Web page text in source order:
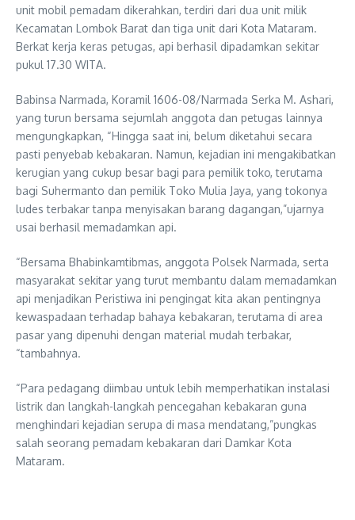
unit mobil pemadam dikerahkan, terdiri dari dua unit milik
Kecamatan Lombok Barat dan tiga unit dari Kota Mataram.
Berkat kerja keras petugas, api berhasil dipadamkan sekitar
pukul 17.30 WITA.
Babinsa Narmada, Koramil 1606-08/Narmada Serka M. Ashari,
yang turun bersama sejumlah anggota dan petugas lainnya
mengungkapkan, “Hingga saat ini, belum diketahui secara
pasti penyebab kebakaran. Namun, kejadian ini mengakibatkan
kerugian yang cukup besar bagi para pemilik toko, terutama
bagi Suhermanto dan pemilik Toko Mulia Jaya, yang tokonya
ludes terbakar tanpa menyisakan barang dagangan,”ujarnya
usai berhasil memadamkan api.
“Bersama Bhabinkamtibmas, anggota Polsek Narmada, serta
masyarakat sekitar yang turut membantu dalam memadamkan
api menjadikan Peristiwa ini pengingat kita akan pentingnya
kewaspadaan terhadap bahaya kebakaran, terutama di area
pasar yang dipenuhi dengan material mudah terbakar,
“tambahnya.
“Para pedagang diimbau untuk lebih memperhatikan instalasi
listrik dan langkah-langkah pencegahan kebakaran guna
menghindari kejadian serupa di masa mendatang,”pungkas
salah seorang pemadam kebakaran dari Damkar Kota
Mataram.